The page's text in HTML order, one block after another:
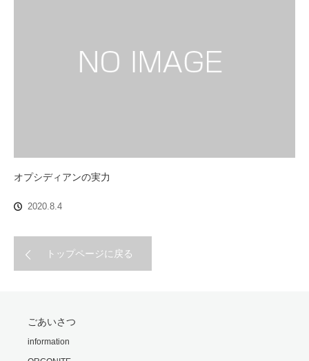
オプシディアンの実力
2020.8.4
トップページに戻る
ごあいさつ
information